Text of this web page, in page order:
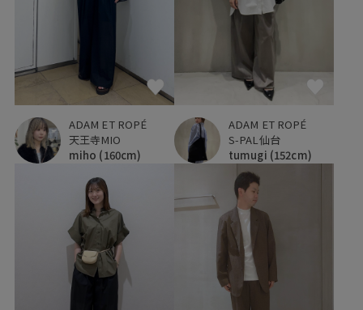
ADAM ET ROPÉ
天王寺MIO
miho (160cm)
ADAM ET ROPÉ
S-PAL仙台
tumugi (152cm)